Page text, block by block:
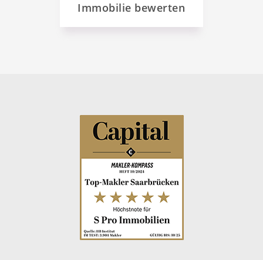
Immobilie bewerten